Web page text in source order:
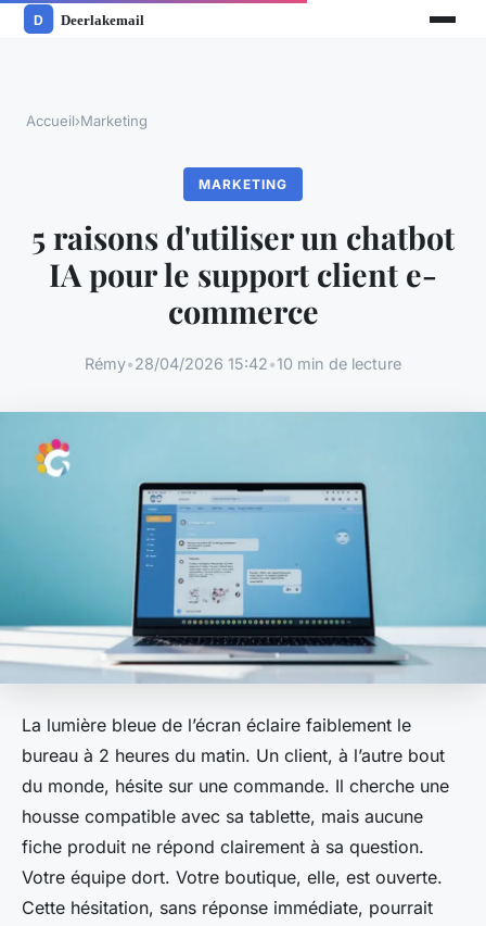
Accueil›Marketing
MARKETING
5 raisons d'utiliser un chatbot
IA pour le support client e-
commerce
Rémy•28/04/2026 15:42•10 min de lecture
La lumière bleue de l’écran éclaire faiblement le
bureau à 2 heures du matin. Un client, à l’autre bout
du monde, hésite sur une commande. Il cherche une
housse compatible avec sa tablette, mais aucune
fiche produit ne répond clairement à sa question.
Votre équipe dort. Votre boutique, elle, est ouverte.
Cette hésitation, sans réponse immédiate, pourrait